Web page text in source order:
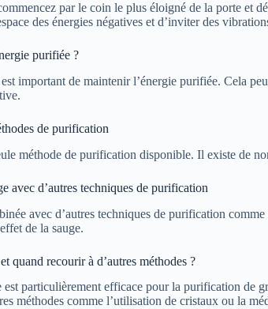
par le coin le plus éloigné de la porte et
des énergies négatives et d’inviter des
purifiée ?
important de maintenir l’énergie purifiée. Cela
de purification
méthode de purification disponible. Il existe de
avec d’autres techniques de purification
avec d’autres techniques de purification
de la sauge.
quand recourir à d’autres méthodes ?
est particulièrement efficace pour la purification de
méthodes comme l’utilisation de cristaux ou la